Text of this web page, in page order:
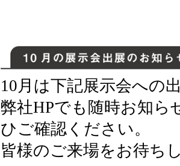
10月は下記展示会への
弊社HPでも随時お知ら
ひご確認ください。
皆様のご来場をお待ち